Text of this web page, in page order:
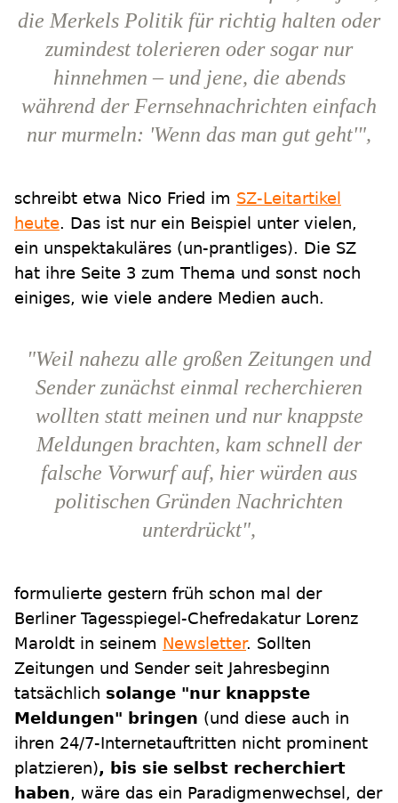
die Merkels Politik für richtig halten oder
zumindest tolerieren oder sogar nur
hinnehmen – und jene, die abends
während der Fernsehnachrichten einfach
nur murmeln: 'Wenn das man gut geht'",
schreibt etwa Nico Fried im SZ-Leitartikel
heute. Das ist nur ein Beispiel unter vielen,
ein unspektakuläres (un-prantliges). Die SZ
hat ihre Seite 3 zum Thema und sonst noch
einiges, wie viele andere Medien auch.
"Weil nahezu alle großen Zeitungen und
Sender zunächst einmal recherchieren
wollten statt meinen und nur knappste
Meldungen brachten, kam schnell der
falsche Vorwurf auf, hier würden aus
politischen Gründen Nachrichten
unterdrückt",
formulierte gestern früh schon mal der
Berliner Tagesspiegel-Chefredakatur Lorenz
Maroldt in seinem Newsletter. Sollten
Zeitungen und Sender seit Jahresbeginn
tatsächlich solange "nur knappste
Meldungen" bringen (und diese auch in
ihren 24/7-Internetauftritten nicht prominent
platzieren), bis sie selbst recherchiert
haben, wäre das ein Paradigmenwechsel, der